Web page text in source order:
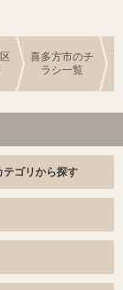
喜多方市のチ
ラシ一覧
テゴリから探す